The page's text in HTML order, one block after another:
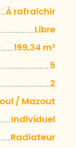
À rafraîchir
Libre
199,34 m²
5
2
/ Mazout
Individuel
Radiateur